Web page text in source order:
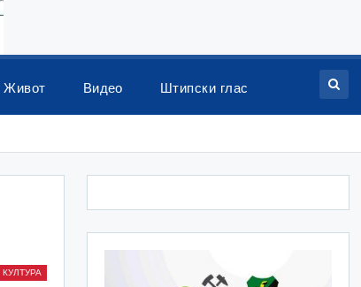
Живот Видео Штипски глас
КУЛТУРА